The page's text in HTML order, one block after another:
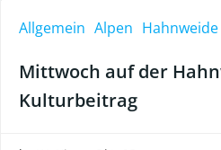
Allgemein Alpen Hahnweide
Mittwoch auf der
Kulturbeitrag